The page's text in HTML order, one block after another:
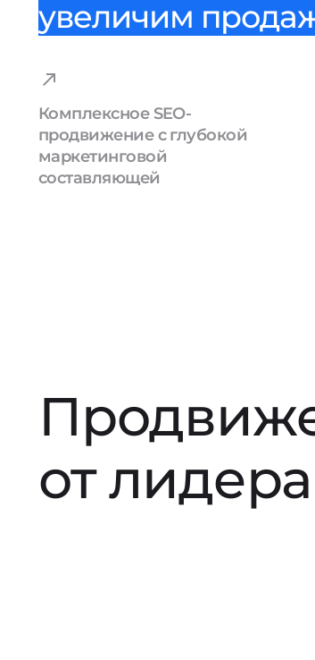
увеличим
Комплексное SEO-
продвижение с глубокой
маркетинговой
составляющей
от